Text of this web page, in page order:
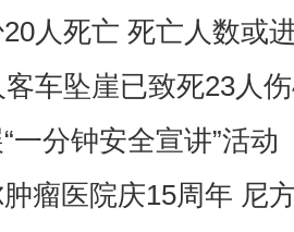
人死亡 死亡人数或
车坠崖已致死23人
一分钟安全宣讲”活动
瘤医院庆15周年 尼